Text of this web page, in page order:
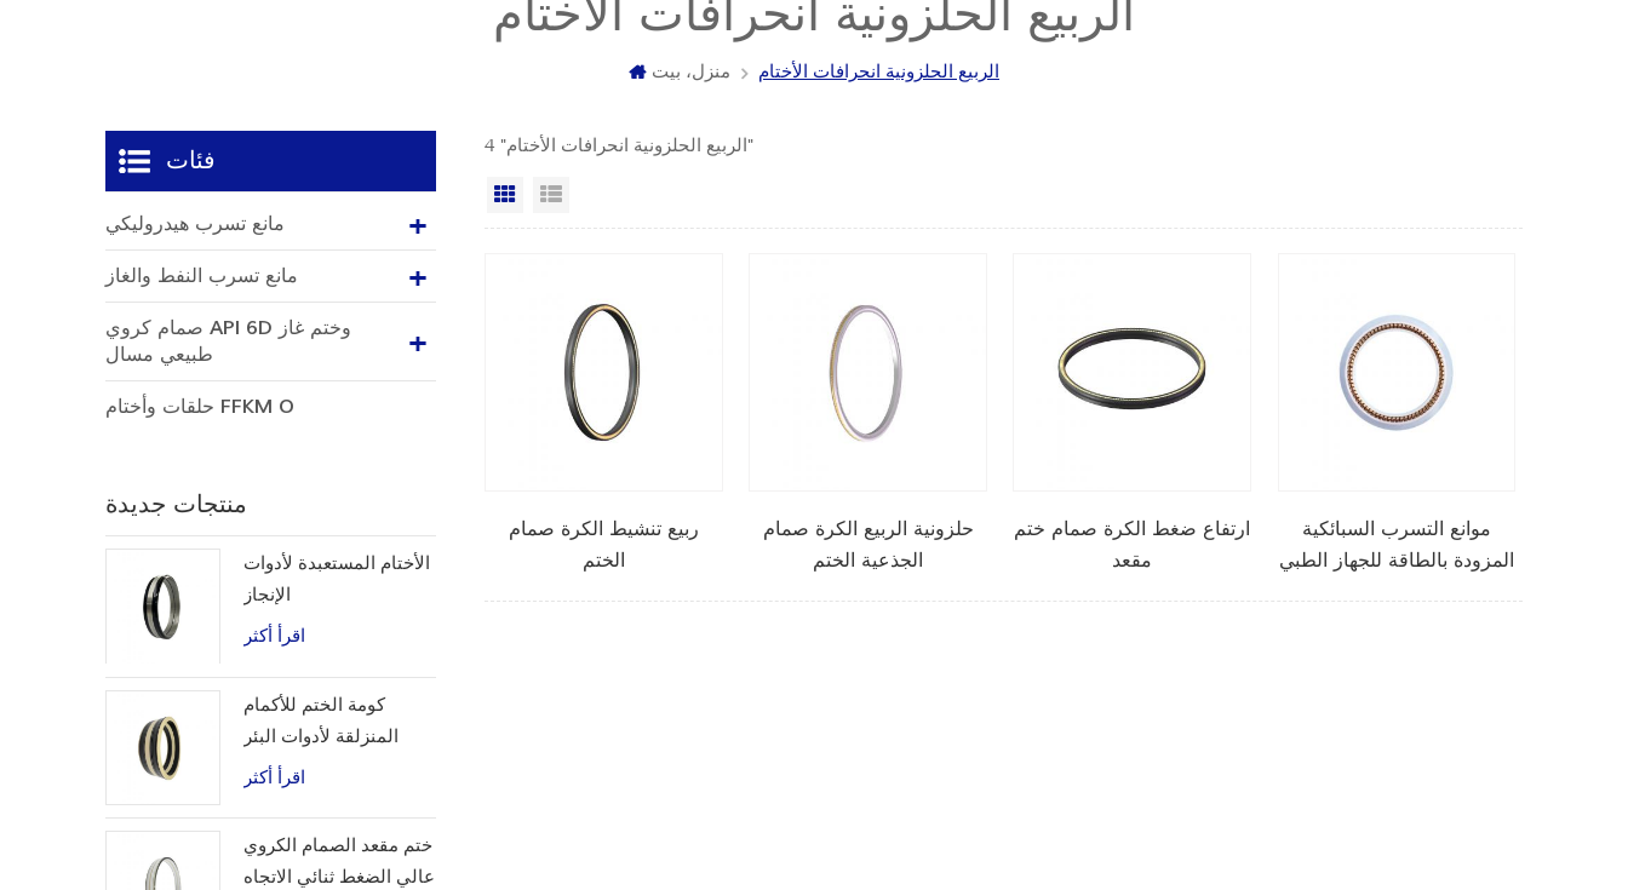
الربيع الحلزونية انحرافات الأختام
منزل، بيت الربيع الحلزونية انحرافات الأختام
4 "الربيع الحلزونية انحرافات الأختام"
عرض شبكي
ربيع تنشيط الكرة صمام
الختم
حلزونية الربيع الكرة صمام
الجذعية الختم
ارتفاع ضغط الكرة صمام ختم
مقعد
موانع التسرب السبائكية
المزودة بالطاقة للجهاز الطبي
فئات
مانع تسرب هيدروليكي
مانع تسرب النفط والغاز
صمام كروي API 6D وختم غاز
طبيعي مسال
حلقات وأختام FFKM O
منتجات جديدة
الأختام المستعبدة لأدوات
الإنجاز
اقرأ أكثر
كومة الختم للأكمام
المنزلقة لأدوات البئر
اقرأ أكثر
ختم مقعد الصمام الكروي
عالي الضغط ثنائي الاتجاه